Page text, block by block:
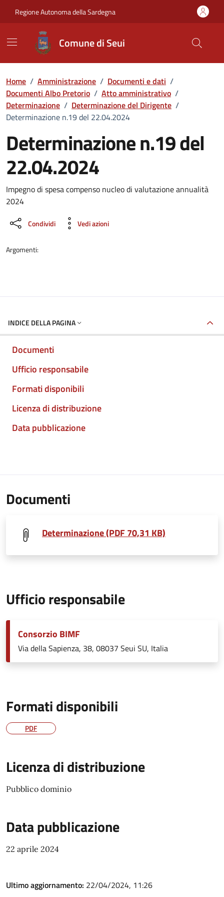
Regione Autonoma della Sardegna
Comune di Seui
Home / Amministrazione / Documenti e dati /
Documenti Albo Pretorio / Atto amministrativo /
Determinazione / Determinazione del Dirigente /
Determinazione n.19 del 22.04.2024
Determinazione n.19 del
22.04.2024
Dettaglio del documento
Impegno di spesa compenso nucleo di valutazione annualità
2024
Condividi Vedi azioni
Argomenti:
INDICE DELLA PAGINA
Documenti
Ufficio responsabile
Formati disponibili
Licenza di distribuzione
Data pubblicazione
Documenti
Determinazione (PDF 70,31 KB)
Ufficio responsabile
Consorzio BIMF
Via della Sapienza, 38, 08037 Seui SU, Italia
Formati disponibili
PDF
Licenza di distribuzione
Pubblico dominio
Data pubblicazione
22 aprile 2024
Ultimo aggiornamento: 22/04/2024, 11:26